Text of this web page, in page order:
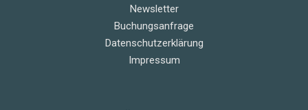
Newsletter
Buchungsanfrage
Datenschutzerklärung
Impressum